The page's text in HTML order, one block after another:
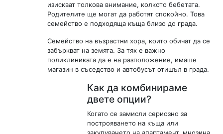
изискват толкова внимание, колкото бебетата.
Родителите ще могат да работят спокойно. Това
семейство е подходяща къща близо до града.
Семейство на възрастни хора, които обичат да се
забъркват на земята. За тях е важно
поликлиниката да е на разположение, имаше
магазин в съседство и автобусът отишъл в града.
Как да комбинираме
двете опции?
Когато се замисли сериозно за
построяването на къща или